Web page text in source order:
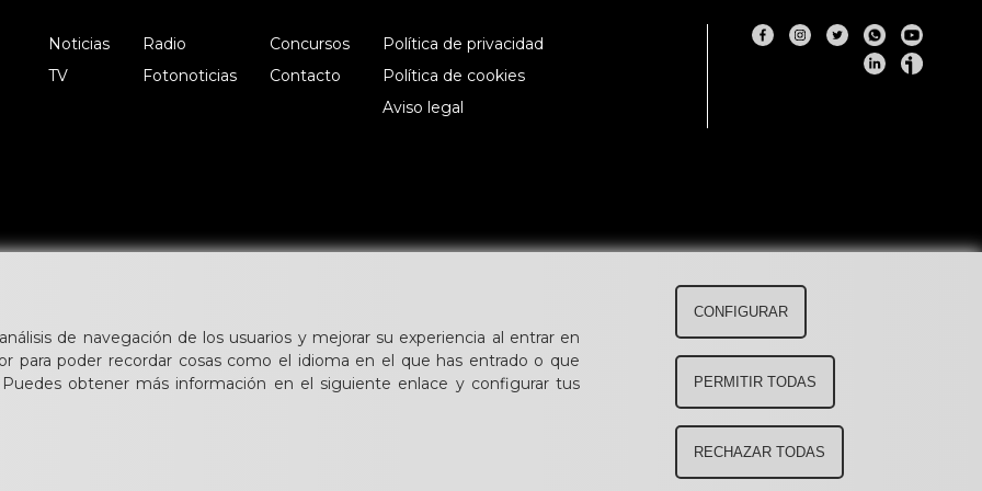
Noticias
TV
Radio
Fotonoticias
Concursos
Contacto
Política de privacidad
Política de cookies
Aviso legal
de navegación de los usuarios y mejorar su experiencia al entrar en
para poder recordar cosas como el idioma en el que has entrado o que
obtener más información en el siguiente enlace y configurar tus
CONFIGURAR
PERMITIR TODAS
RECHAZAR TODAS